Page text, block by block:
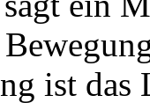
ist das